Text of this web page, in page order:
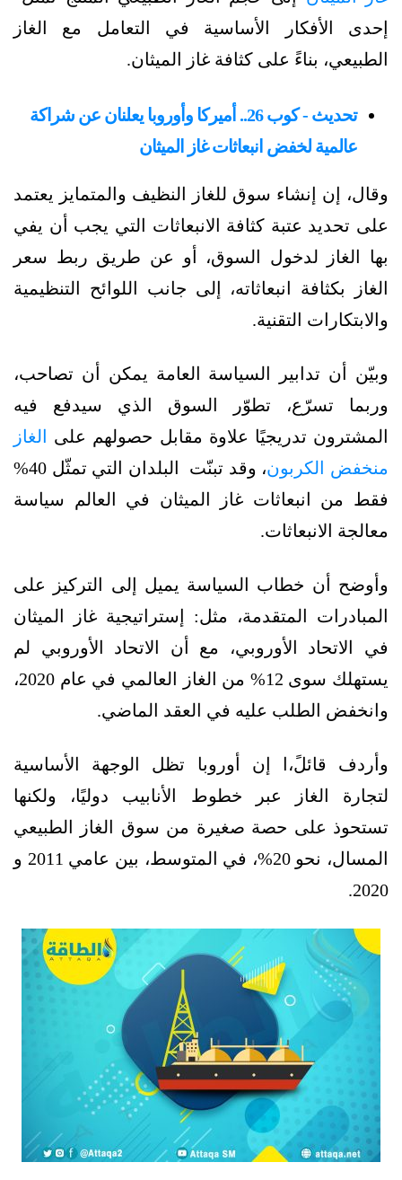
إحدى الأفكار الأساسية في التعامل مع الغاز
الطبيعي، بناءً على كثافة غاز الميثان.
تحديث - كوب 26.. أميركا وأوروبا يعلنان عن شراكة
عالمية لخفض انبعاثات غاز الميثان
وقال، إن إنشاء سوق للغاز النظيف والمتمايز يعتمد
على تحديد عتبة كثافة الانبعاثات التي يجب أن يفي
بها الغاز لدخول السوق، أو عن طريق ربط سعر
الغاز بكثافة انبعاثاته، إلى جانب اللوائح التنظيمية
والابتكارات التقنية.
وبيّن أن تدابير السياسة العامة يمكن أن تصاحب،
وربما تسرّع، تطوّر السوق الذي سيدفع فيه
المشترون تدريجيًا علاوة مقابل حصولهم على
الغاز
منخفض الكربون
، وقد تبنّت البلدان التي تمثّل 40%
فقط من انبعاثات غاز الميثان في العالم سياسة
معالجة الانبعاثات.
وأوضح أن خطاب السياسة يميل إلى التركيز على
المبادرات المتقدمة، مثل: إستراتيجية غاز الميثان
في الاتحاد الأوروبي، مع أن الاتحاد الأوروبي لم
يستهلك سوى 12% من الغاز العالمي في عام 2020،
وانخفض الطلب عليه في العقد الماضي.
وأردف قائلً،ا إن أوروبا تظل الوجهة الأساسية
لتجارة الغاز عبر خطوط الأنابيب دوليًا، ولكنها
تستحوذ على حصة صغيرة من سوق الغاز الطبيعي
المسال، نحو 20%، في المتوسط​​، بين عامي 2011 و
2020.